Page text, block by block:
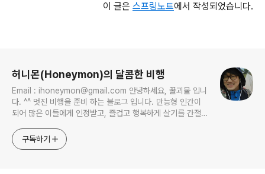
이 글은 스프링노트에서 작성되었습니다.
허니몬(Honeymon)의 달콤한 비행
Email : ihoneymon@gmail.com 안녕하세요, 꿀괴물 입니
다. ^^ 멋진 비행을 준비 하는 블로그 입니다. 만능형 인간이
되어 많은 이들에게 인정받고, 즐겁고 행복하게 살기를 간절히
지켜봐주세요!! ^^
구독하기